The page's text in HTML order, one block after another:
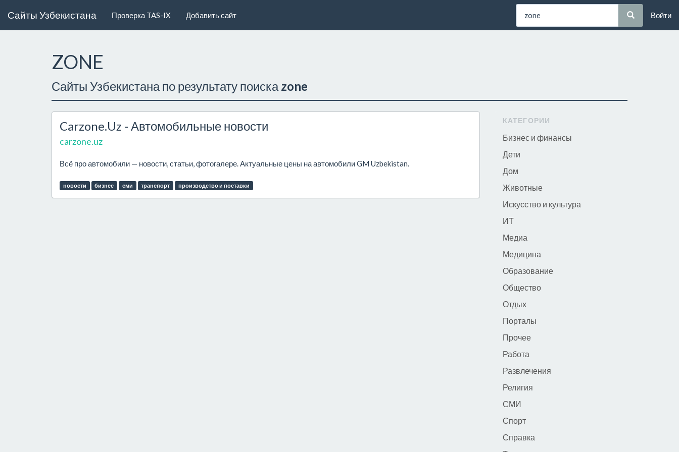
Сайты Узбекистана Проверка TAS-IX Добавить сайт Войти
ZONE
Сайты Узбекистана по результату поиска zone
Carzone.Uz - Автомобильные новости
carzone.uz
Всё про автомобили — новости, статьи, фотогалере. Актуальные цены на автомобили GM Uzbekistan.
новости бизнес сми транспорт производство и поставки
КАТЕГОРИИ
Бизнес и финансы
Дети
Дом
Животные
Искусство и культура
ИТ
Медиа
Медицина
Образование
Общество
Отдых
Порталы
Прочее
Работа
Развлечения
Религия
СМИ
Спорт
Справка